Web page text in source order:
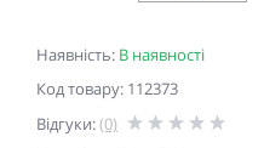
Наявність: В наявності
Код товару: 112373
Відгуки:(0)